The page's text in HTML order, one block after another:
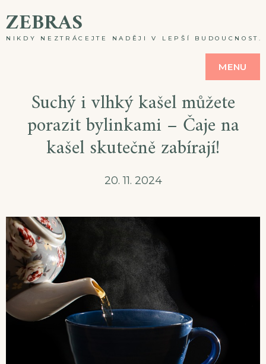
toZEBRAS
NIKDY NEZTRÁCEJTE NADĚJI V LEPŠÍ
MENU
Suchý i vlhký kašel můžete
porazit bylinkami – Čaje na
kašel skutečně zabírají!
20. 11. 2024